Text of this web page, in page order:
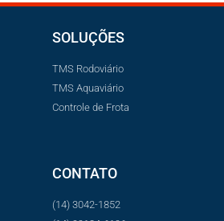
SOLUÇÕES
TMS Rodoviário
TMS Aquaviário
Controle de Frota
CONTATO
(14) 3042-1852